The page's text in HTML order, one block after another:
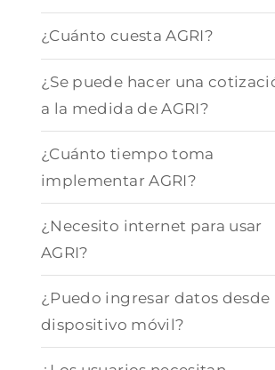
¿Cuánto cuesta AGRI?
¿Se puede hacer una
a la medida de AGRI?
¿Cuánto tiempo toma
implementar AGRI?
¿Necesito internet para usar
AGRI?
¿Puedo ingresar datos desde
dispositivo móvil?